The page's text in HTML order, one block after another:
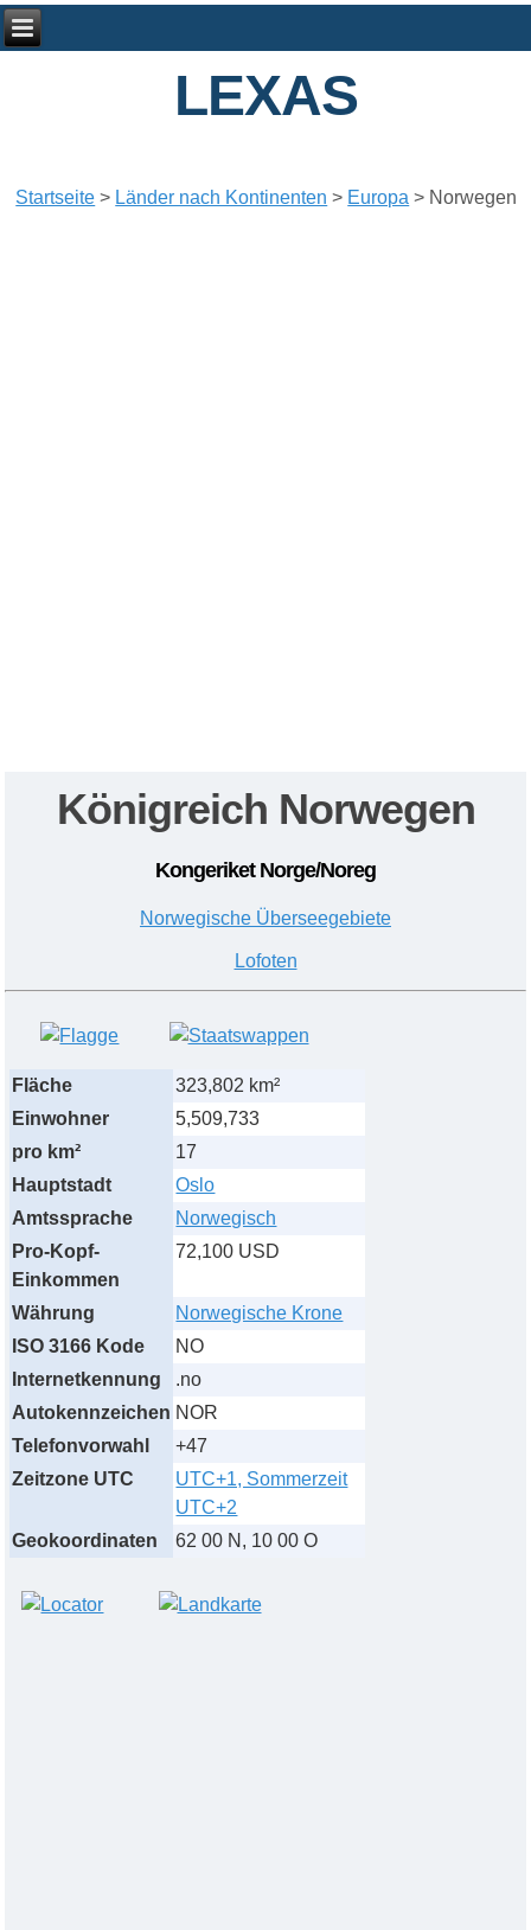
LEXAS
Startseite > Länder nach Kontinenten > Europa > Norwegen
Königreich Norwegen
Kongeriket Norge/Noreg
Norwegische Überseegebiete
Lofoten
Fläche
323,802 km²
Einwohner
5,509,733
pro km²
17
Hauptstadt
Oslo
Amtssprache
Norwegisch
Pro-Kopf-
Einkommen
72,100 USD
Währung
Norwegische Krone
ISO 3166 Kode
NO
Internetkennung
.no
Autokennzeichen NOR
Telefonvorwahl
+47
Zeitzone UTC
UTC+1, Sommerzeit
UTC+2
Geokoordinaten
62 00 N, 10 00 O